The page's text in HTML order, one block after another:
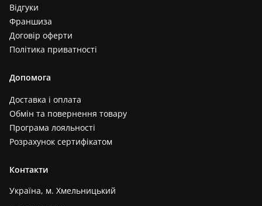
Відгуки
Франшиза
Договір оферти
Політика приватності
Допомога
Доставка і оплата
Обмін та повернення товару
Програма лояльності
Розрахунок сертифікатом
Контакти
Україна, м. Хмельницький